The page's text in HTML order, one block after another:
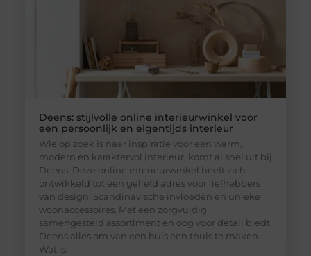
Deens: stijlvolle online interieurwinkel voor
een persoonlijk en eigentijds interieur
Wie op zoek is naar inspiratie voor een warm,
modern en karaktervol interieur, komt al snel uit bij
Deens. Deze online interieurwinkel heeft zich
ontwikkeld tot een geliefd adres voor liefhebbers
van design, Scandinavische invloeden en unieke
woonaccessoires. Met een zorgvuldig
samengesteld assortiment en oog voor detail biedt
Deens alles om van een huis een thuis te maken.
Wat is